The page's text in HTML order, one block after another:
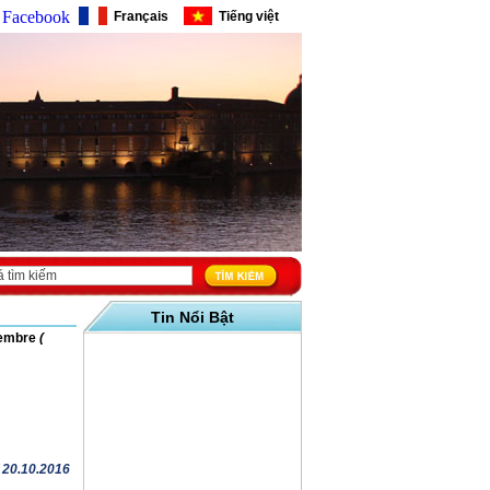
Facebook Français Tiếng việt
(
20.10.2016
Tin Nổi Bật